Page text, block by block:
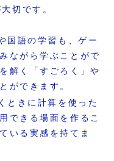
切です。
国語の学習も、ゲー
ながら学ぶことがで
解く「すごろく」や
ができます。
ときに計算を使った
できる場面を作るこ
いる実感を持てま